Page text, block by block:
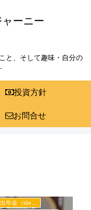
ーニー
と、そして趣味・自分の
投資方針
お問合せ